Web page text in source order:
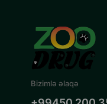
Bizimlə əlaqə